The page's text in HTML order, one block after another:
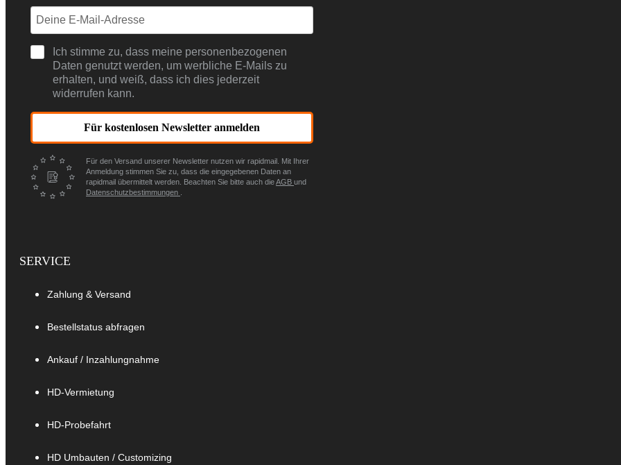
Ich stimme zu, dass meine personenbezogenen
Daten genutzt werden, um werbliche E-Mails zu
erhalten, und weiß, dass ich dies jederzeit
widerrufen kann.
Für kostenlosen Newsletter anmelden
Für den Versand unserer Newsletter nutzen wir rapidmail. Mit Ihrer
Anmeldung stimmen Sie zu, dass die eingegebenen Daten an
rapidmail übermittelt werden. Beachten Sie bitte auch dieAGB und
Datenschutzbestimmungen
SERVICE
Zahlung & Versand
Bestellstatus abfragen
Ankauf / Inzahlungnahme
HD-Vermietung
HD-Probefahrt
HD Umbauten / Customizing